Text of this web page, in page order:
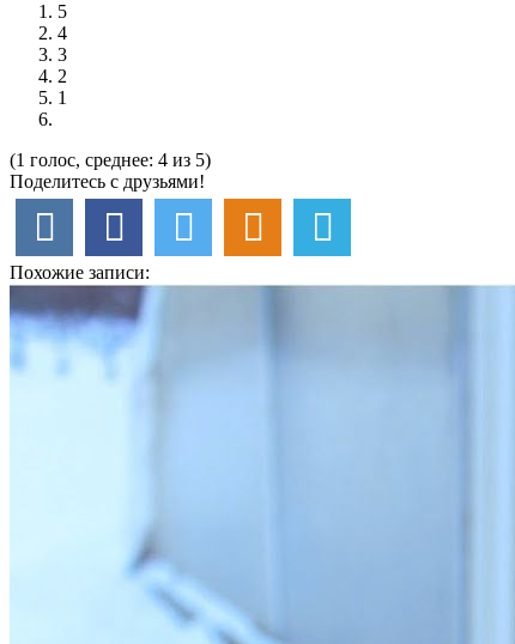
5
4
3
2
1
(1 голос, среднее: 4 из 5)
Поделитесь с друзьями!
Похожие записи: